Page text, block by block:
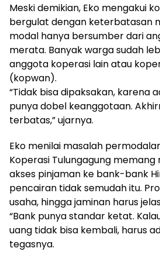
Meski demikian, Eko mengakui
bergulat dengan keterbatasan
modal hanya bersumber dari
merata. Banyak warga sudah
anggota koperasi lain atau
(kopwan).
“Tidak bisa dipaksakan, karena
punya dobel keanggotaan.
terbatas,” ujarnya.
Eko menilai masalah
Koperasi Tulungagung
akses pinjaman ke bank-bank
pencairan tidak semudah itu.
usaha, hingga jaminan harus
“Bank punya standar ketat.
uang tidak bisa kembali, harus
tegasnya.